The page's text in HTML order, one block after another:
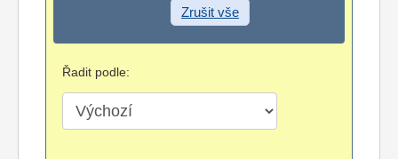
Zrušit vše
Řadit podle: